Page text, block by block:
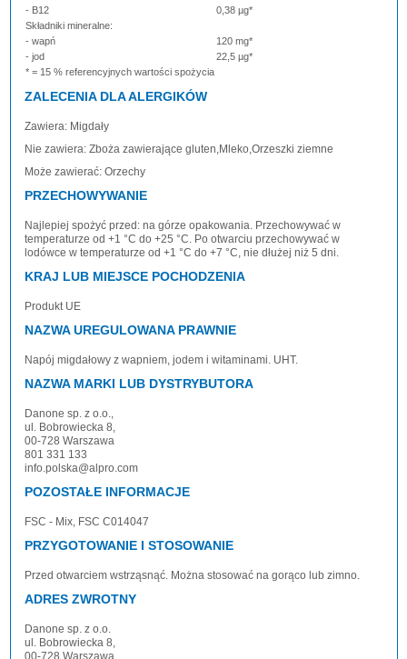
- B12
0,38 µg*
Składniki mineralne:
- wapń
120 mg*
- jod
22,5 µg*
* = 15 % referencyjnych wartości spożycia
ZALECENIA DLA ALERGIKÓW
Zawiera: Migdały
Nie zawiera: Zboża zawierające gluten,Mleko,Orzeszki ziemne
Może zawierać: Orzechy
PRZECHOWYWANIE
Najlepiej spożyć przed: na górze opakowania. Przechowywać w
temperaturze od +1 °C do +25 °C. Po otwarciu przechowywać w
lodówce w temperaturze od +1 °C do +7 °C, nie dłużej niż 5 dni.
KRAJ LUB MIEJSCE POCHODZENIA
Produkt UE
NAZWA UREGULOWANA PRAWNIE
Napój migdałowy z wapniem, jodem i witaminami. UHT.
NAZWA MARKI LUB DYSTRYBUTORA
Danone sp. z o.o.,
ul. Bobrowiecka 8,
00-728 Warszawa
801 331 133
info.polska@alpro.com
POZOSTAŁE INFORMACJE
FSC - Mix, FSC C014047
PRZYGOTOWANIE I STOSOWANIE
Przed otwarciem wstrząsnąć. Można stosować na gorąco lub zimno.
ADRES ZWROTNY
Danone sp. z o.o.
ul. Bobrowiecka 8,
00-728 Warszawa